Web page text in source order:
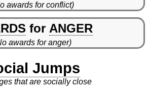
awards for conflict)
for ANGER
awards for anger)
Jumps
that are socially close